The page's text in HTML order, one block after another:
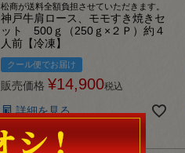
松商が送料全額負担させていただきます。
神戸牛肩ロース、モモすき焼きセ
ット 500ｇ（250ｇ×２Ｐ）約４
人前【冷凍】
クール便でお届け
販売価格 ¥14,900税込
詳細を見る